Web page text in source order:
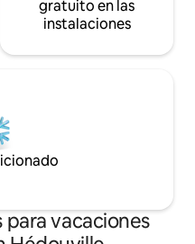
gratuito en las
instalaciones
vacaciones